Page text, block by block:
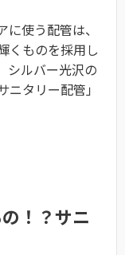
使う配管は、
くものを採用し
シルバー光沢の
タリー配管」
！？サニ